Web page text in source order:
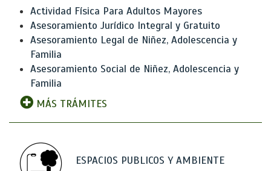
Actividad Física Para Adultos Mayores
Asesoramiento Jurídico Integral y Gratuito
Asesoramiento Legal de Niñez, Adolescencia y
Familia
Asesoramiento Social de Niñez, Adolescencia y
Familia
MÁS TRÁMITES
ESPACIOS PUBLICOS Y AMBIENTE